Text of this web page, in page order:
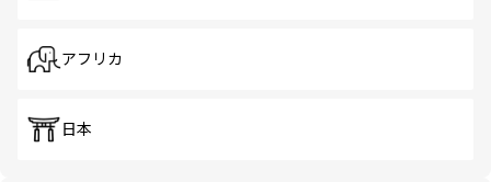
アフリカ
日本